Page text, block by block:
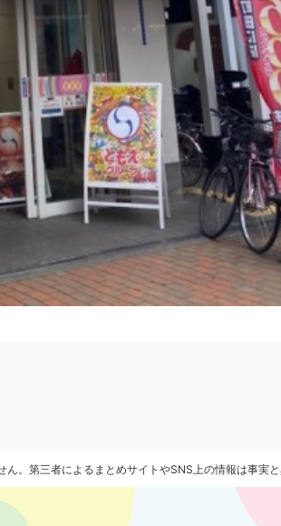
。第三者によるまとめサイトやSNS上の情報は事実